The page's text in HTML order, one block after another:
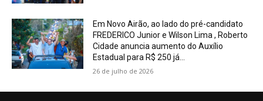
Em Novo Airão, ao lado do pré-candidato
FREDERICO Junior e Wilson Lima , Roberto
Cidade anuncia aumento do Auxílio
Estadual para R$ 250 já...
26 de julho de 2026